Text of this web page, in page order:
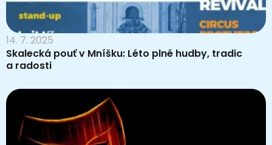
14. 7. 2025
Skalecká pouť v Mníšku: Léto plné hudby, tradic
a radosti